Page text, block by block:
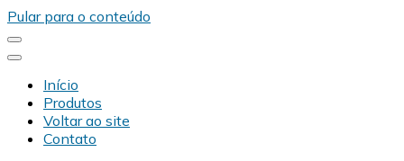
Pular para o conteúdo
Início
Produtos
Voltar ao site
Contato